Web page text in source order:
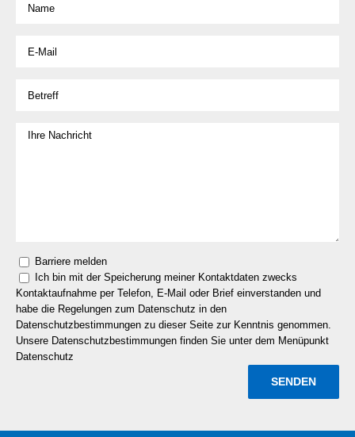
Barriere melden
Ich bin mit der Speicherung meiner Kontaktdaten zwecks
Kontaktaufnahme per Telefon, E-Mail oder Brief einverstanden und
habe die Regelungen zum Datenschutz in den
Datenschutzbestimmungen zu dieser Seite zur Kenntnis genommen.
Unsere Datenschutzbestimmungen finden Sie unter dem Menüpunkt
Datenschutz